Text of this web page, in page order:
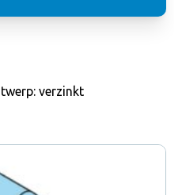
verzinkt